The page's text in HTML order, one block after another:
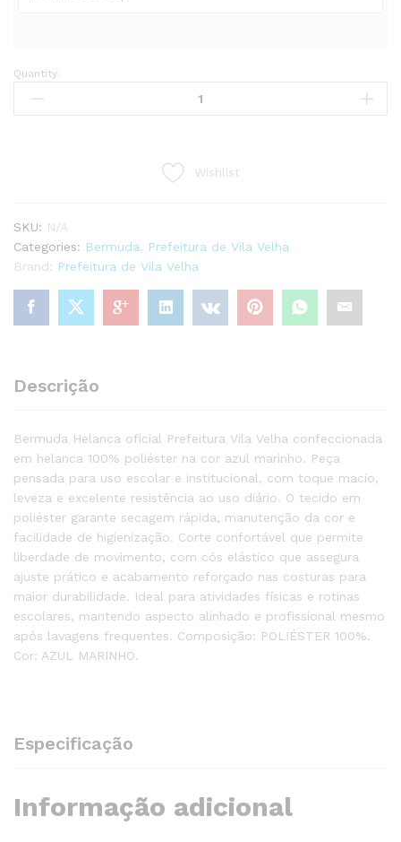
PREFEITURA
VILA
Quantity:
Wishlist
SKU: N/A
Categories: Bermuda
Prefeitura de Vila Velha
Brand: Prefeitura de Vila Velha
Descrição
Bermuda Helanca oficial Prefeitura Vila Velha confeccionada
em helanca 100% poliéster na cor azul marinho. Peça
pensada para uso escolar e institucional, com toque macio,
leveza e excelente resistência ao uso diário. O tecido em
poliéster garante secagem rápida, manutenção da cor e
facilidade de higienização. Corte confortável que permite
liberdade de movimento, com cós elástico que assegura
ajuste prático e acabamento reforçado nas costuras para
maior durabilidade. Ideal para atividades físicas e rotinas
escolares, mantendo aspecto alinhado e profissional mesmo
após lavagens frequentes. Composição: POLIÉSTER 100%.
Cor: AZUL MARINHO.
Especificação
Informação adicional